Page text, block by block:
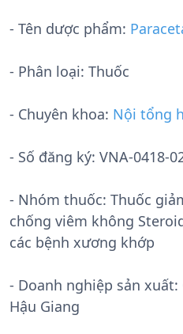
- Tên dược phẩm:
- Phân loại: Thuốc
- Chuyên khoa: Nội tổng
- Số đăng ký: VNA-0418-
- Nhóm thuốc: Thuốc
chống viêm không
các bệnh xương khớp
- Doanh nghiệp sản xuất:
Hậu Giang